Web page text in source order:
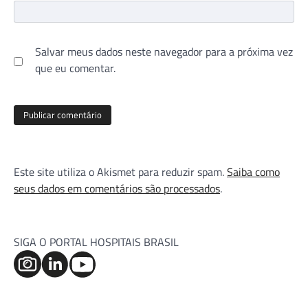
Salvar meus dados neste navegador para a próxima vez
que eu comentar.
Este site utiliza o Akismet para reduzir spam.Saiba como
seus dados em comentários são processados.
SIGA O PORTAL HOSPITAIS BRASIL